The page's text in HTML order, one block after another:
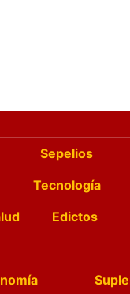
Sepelios
Tecnología
Edictos